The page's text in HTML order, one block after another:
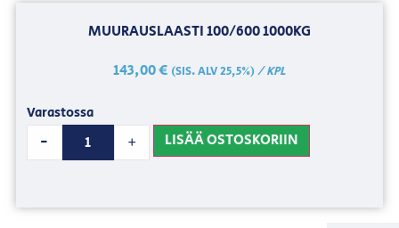
MUURAUSLAASTI 100/600 1000KG
143,00€ (SIS. ALV 25,5%)/ KPL
Varastossa
- + LISÄÄ OSTOSKORIIN